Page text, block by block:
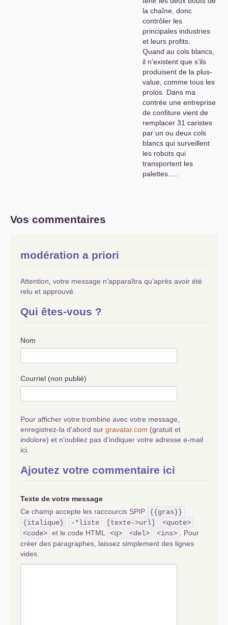
la chaîne, donc
contrôler les
principales industries
et leurs profits.
Quand au cols blancs,
il n’existent que s’ils
produisent de la plus-
value, comme tous les
prolos. Dans ma
contrée une entreprise
de confiture vient de
remplacer 31 caristes
par un ou deux cols
blancs qui surveillent
les robots qui
transportent les
palettes.....
Vos commentaires
modération a priori
Attention, votre message n’apparaîtra qu’après avoir été
relu et approuvé.
Qui êtes-vous ?
Nom
Courriel (non publié)
Pour afficher votre trombine avec votre message,
enregistrez-la d’abord sur gravatar.com (gratuit et
indolore) et n’oubliez pas d’indiquer votre adresse e-mail
ici.
Ajoutez votre commentaire ici
Texte de votre message
Ce champ accepte les raccourcis SPIP
{{gras}}
{italique}
-*liste [texte->url]
<quote>
<code> et le code HTML <q> <del> <ins>
. Pour
créer des paragraphes, laissez simplement des lignes
vides.